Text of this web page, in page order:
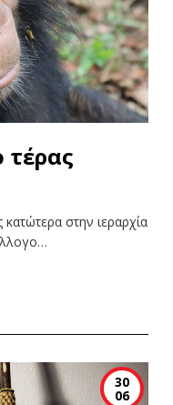
τέρας
στην ιεραρχία
30
06